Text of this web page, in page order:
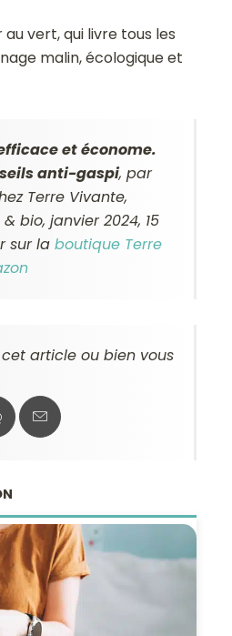
vert, qui livre tous les
malin, écologique et
et économe.
anti-gaspi, par
Terre Vivante,
bio, janvier 2024, 15
sur laboutique Terre
article ou bien vous